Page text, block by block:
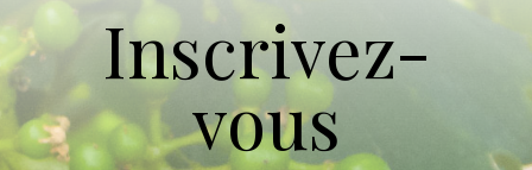
Inscrivez-
vous